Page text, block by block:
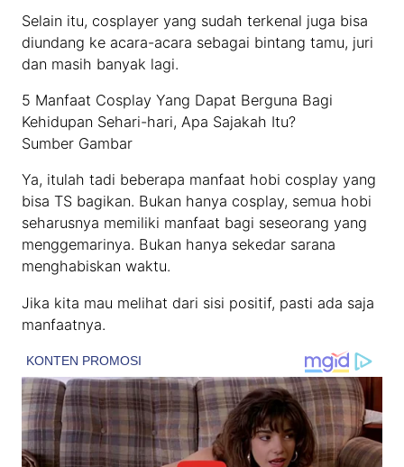
Selain itu, cosplayer yang sudah terkenal juga bisa
diundang ke acara-acara sebagai bintang tamu, juri
dan masih banyak lagi.
5 Manfaat Cosplay Yang Dapat Berguna Bagi
Kehidupan Sehari-hari, Apa Sajakah Itu?
Sumber Gambar
Ya, itulah tadi beberapa manfaat hobi cosplay yang
bisa TS bagikan. Bukan hanya cosplay, semua hobi
seharusnya memiliki manfaat bagi seseorang yang
menggemarinya. Bukan hanya sekedar sarana
menghabiskan waktu.
Jika kita mau melihat dari sisi positif, pasti ada saja
manfaatnya.